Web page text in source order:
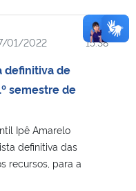
01/2022 15:38
definitiva de
semestre de
Ipê Amarelo
definitiva das
recursos, para a